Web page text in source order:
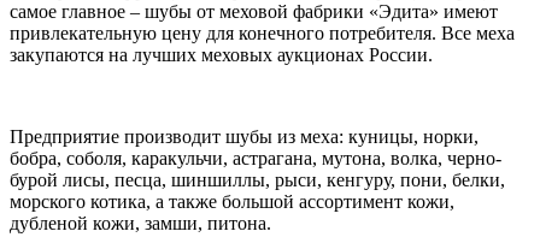
самое главное – шубы от меховой фабрики «Эдита» имеют
привлекательную цену для конечного потребителя. Все меха
закупаются на лучших меховых аукционах России.
Предприятие производит шубы из меха: куницы, норки,
бобра, соболя, каракульчи, астрагана, мутона, волка, черно-
бурой лисы, песца, шиншиллы, рыси, кенгуру, пони, белки,
морского котика, а также большой ассортимент кожи,
дубленой кожи, замши, питона.